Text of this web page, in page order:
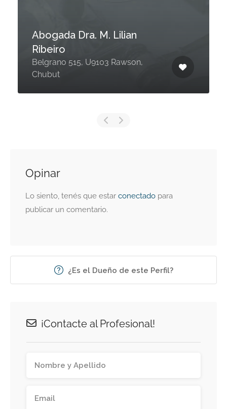
Abogada Dra. M. Lilian
Ribeiro
Belgrano 515, U9103 Rawson,
Chubut
Opinar
Lo siento, tenés que estar conectado para
publicar un comentario.
¿Es el Dueño de este Perfil?
¡Contacte al Profesional!